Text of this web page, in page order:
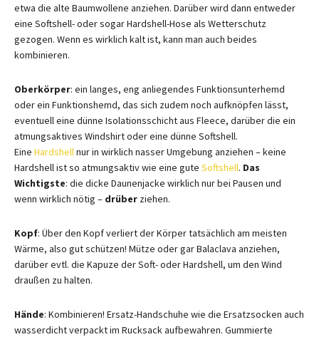
etwa die alte Baumwollene anziehen. Darüber wird dann entweder
eine Softshell- oder sogar Hardshell-Hose als Wetterschutz
gezogen. Wenn es wirklich kalt ist, kann man auch beides
kombinieren.
Oberkörper: ein langes, eng anliegendes Funktionsunterhemd
oder ein Funktionshemd, das sich zudem noch aufknöpfen lässt,
eventuell eine dünne Isolationsschicht aus Fleece, darüber die ein
atmungsaktives Windshirt oder eine dünne Softshell.
Eine Hardshellnur in wirklich nasser Umgebung anziehen – keine
Hardshell ist so atmungsaktiv wie eine gute Softshell. Das
Wichtigste: die dicke Daunenjacke wirklich nur bei Pausen und
wenn wirklich nötig – drüber ziehen.
Kopf: Über den Kopf verliert der Körper tatsächlich am meisten
Wärme, also gut schützen! Mütze oder gar Balaclava anziehen,
darüber evtl. die Kapuze der Soft- oder Hardshell, um den Wind
draußen zu halten.
Hände: Kombinieren! Ersatz-Handschuhe wie die Ersatzsocken auch
wasserdicht verpackt im Rucksack aufbewahren. Gummierte